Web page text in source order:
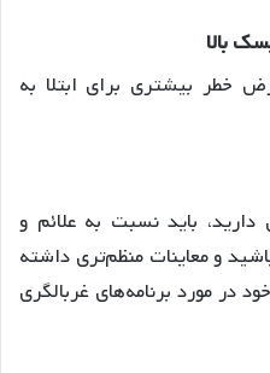
بالا
خطر بیشتری برای ابتلا به
دارید، باید نسبت به علائم و
و معاینات منظم‌تری داشته
در مورد برنامه‌های غربالگری